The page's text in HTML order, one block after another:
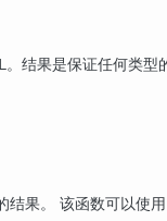
。结果是保证任何类型
果。 该函数可以使